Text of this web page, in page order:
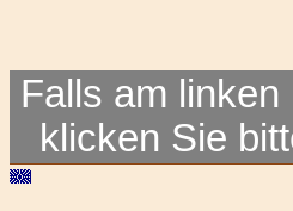
Falls am
klicken Sie